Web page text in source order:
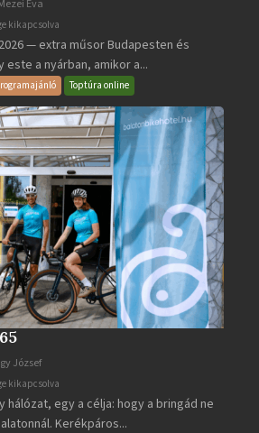
Éva
kikapcsolva
— extra műsor Budapesten és
este a nyárban, amikor a...
Toptúra online
József
kikapcsolva
hálózat, egy a célja: hogy a bringád ne
Kerékpáros...